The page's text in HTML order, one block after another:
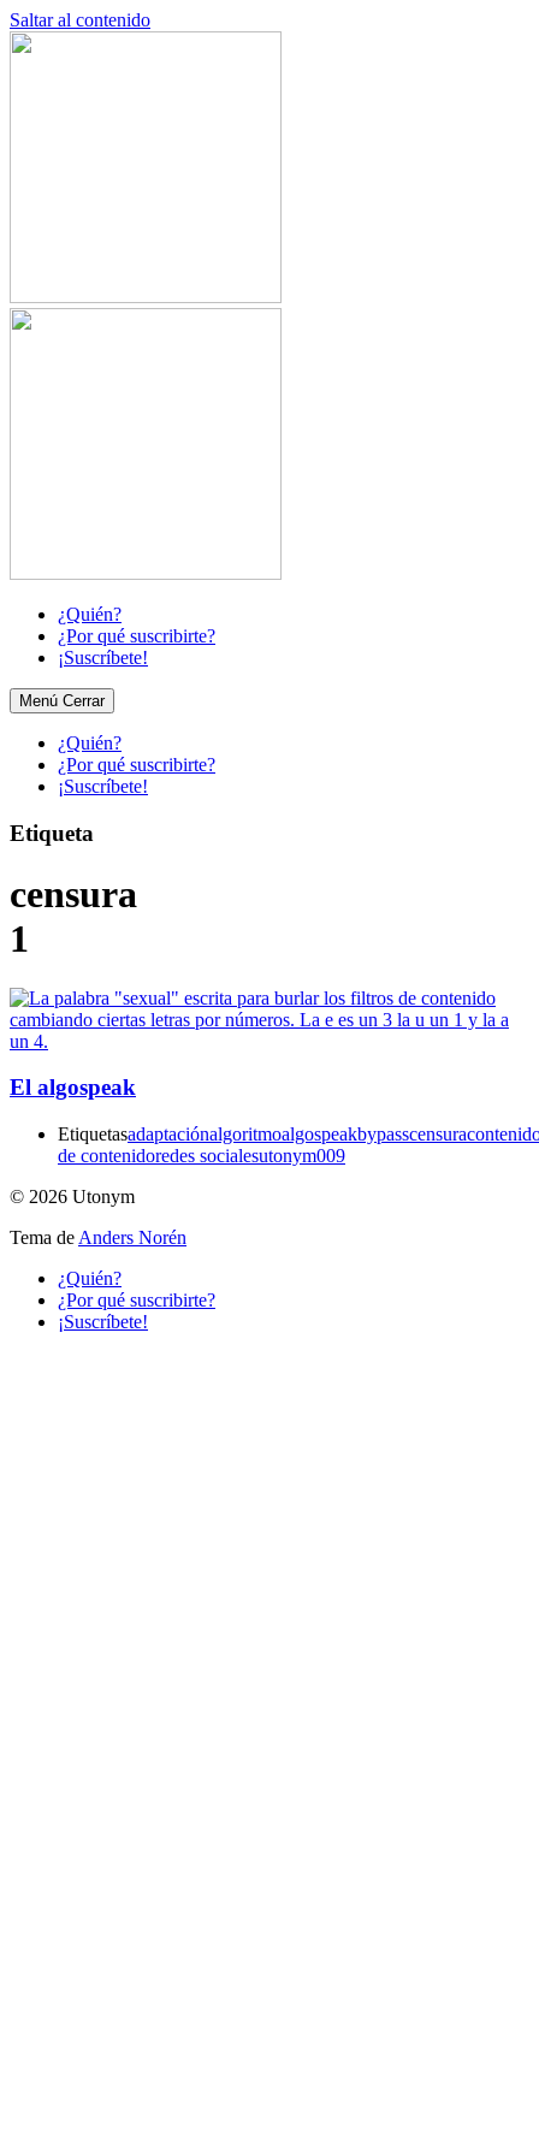
Saltar al contenido
¿Quién?
¿Por qué suscribirte?
¡Suscríbete!
Menú Cerrar
¿Quién?
¿Por qué suscribirte?
¡Suscríbete!
Etiqueta
censura
1
El algospeak
Etiquetasadaptaciónalgoritmoalgospeakbypasscensura
de contenidoredes socialesutonym009
© 2026 Utonym
Tema de Anders Norén
¿Quién?
¿Por qué suscribirte?
¡Suscríbete!